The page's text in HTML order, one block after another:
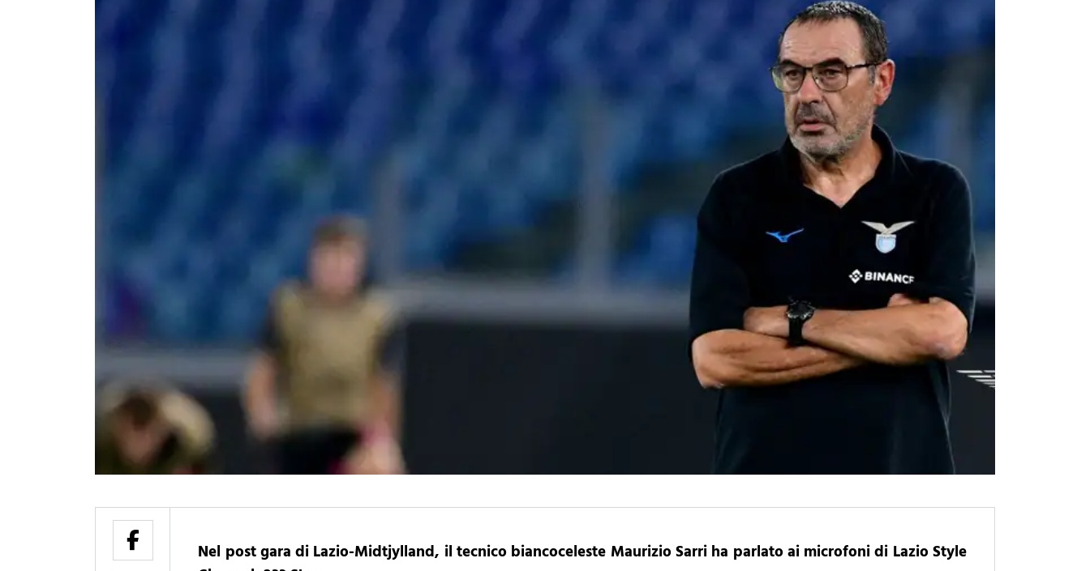
Nel post gara di Lazio-Midtjylland, il tecnico biancoceleste Maurizio Sarri ha parlato ai microfoni di Lazio Style